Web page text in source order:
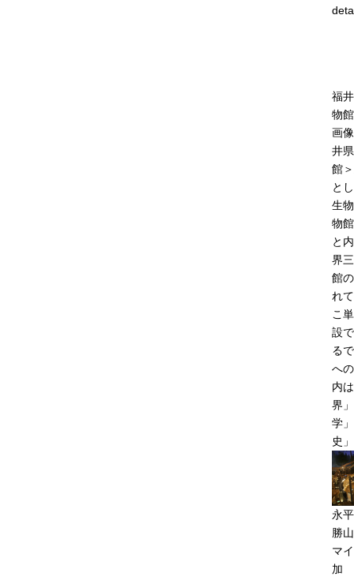
福
物館
画
井
館
と
生
物
と
界
館
れ
こ
設
る
へ
内
界
学
史
永
勝
マ
加